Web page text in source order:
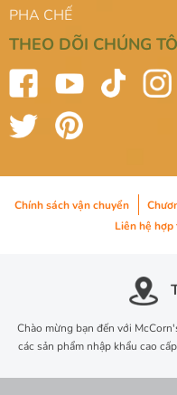
PHA CHẾ
THEO DÕI CHÚNG
Chính sách vận chuyển
Liên hệ hợp
Chào mừng bạn đến với
các sản phẩm nhập khẩu cao